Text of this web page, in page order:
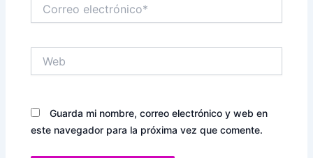
electrónico*
Guarda mi nombre, correo electrónico y web en
este navegador para la próxima vez que comente.